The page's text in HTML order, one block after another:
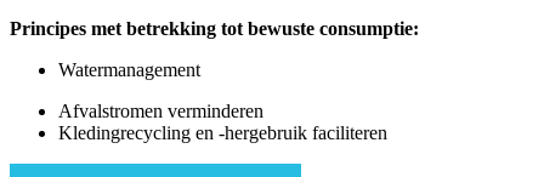
Principes met betrekking tot bewuste consumptie:
Watermanagement
Afvalstromen verminderen
Kledingrecycling en -hergebruik faciliteren